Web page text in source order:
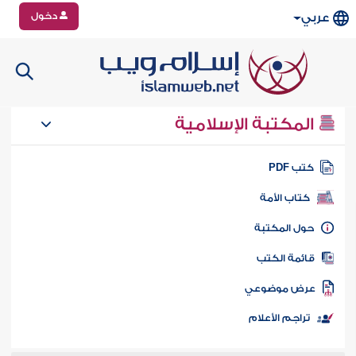
عربي دخول
المكتبة الإسلامية
كتب PDF
كتاب الأمة
المكتبة
الكتب
موضوعي